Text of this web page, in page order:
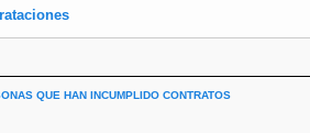
QUE HAN INCUMPLIDO CONTRATOS